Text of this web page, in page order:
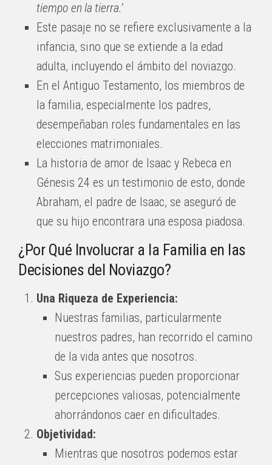
tiempo en la tierra.’
Este pasaje no se refiere exclusivamente a la
infancia, sino que se extiende a la edad
adulta, incluyendo el ámbito del noviazgo.
En el Antiguo Testamento, los miembros de
la familia, especialmente los padres,
desempeñaban roles fundamentales en las
elecciones matrimoniales.
La historia de amor de Isaac y Rebeca en
Génesis 24 es un testimonio de esto, donde
Abraham, el padre de Isaac, se aseguró de
que su hijo encontrara una esposa piadosa.
¿Por Qué Involucrar a la Familia en las
Decisiones del Noviazgo?
Una Riqueza de Experiencia:
Nuestras familias, particularmente
nuestros padres, han recorrido el camino
de la vida antes que nosotros.
Sus experiencias pueden proporcionar
percepciones valiosas, potencialmente
ahorrándonos caer en dificultades.
Objetividad:
Mientras que nosotros podemos estar